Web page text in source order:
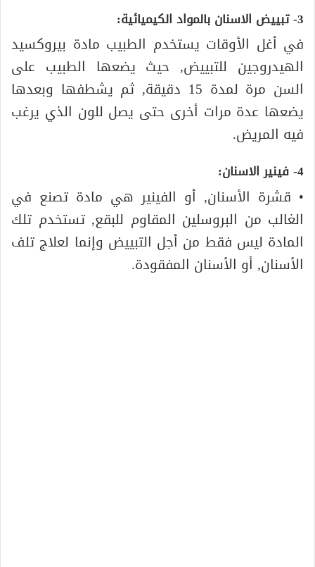
3- تبييض الاسنان بالمواد الكيميائية:
في أغل الأوقات يستخدم الطبيب مادة بيروكسيد
الهيدروجين للتبييض, حيث يضعها الطبيب على
السن مرة لمدة 15 دقيقة, ثم يشطفها وبعدها
يضعها عدة مرات أخرى حتى يصل للون الذي يرغب
فيه المريض.
4- فينير الاسنان:
• قشرة الأسنان, أو الفينير هي مادة تصنع في
الغالب من البروسلين المقاوم للبقع, تستخدم تلك
المادة ليس فقط من أجل التبييض وإنما لعلاج تلف
الأسنان, أو الأسنان المفقودة.